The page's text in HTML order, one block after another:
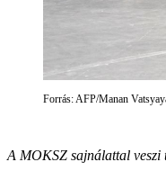
Forrás: AFP/Manan
A MOKSZ sajnálattal veszi